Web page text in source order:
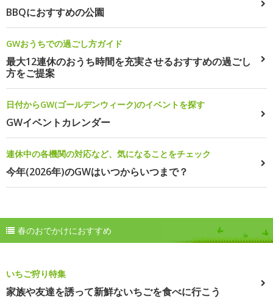
BBQにおすすめの公園
GWおうちでの過ごし方ガイド
最大12連休のおうち時間を充実させるおすすめの過ごし
方をご提案
日付からGW(ゴールデンウィーク)のイベントを探す
GWイベントカレンダー
連休中の各機関の対応など、気になることをチェック
今年(2026年)のGWはいつからいつまで？
春のおでかけにおすすめ
いちご狩り特集
家族や友達を誘って新鮮ないちごを食べに行こう